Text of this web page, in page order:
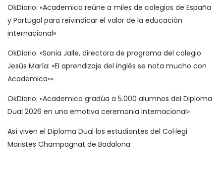
OkDiario: «Academica reúne a miles de colegios de España
y Portugal para reivindicar el valor de la educación
internacional»
OkDiario: «Sonia Jalle, directora de programa del colegio
Jesús María: «El aprendizaje del inglés se nota mucho con
Academica»»
OkDiario: «Academica gradúa a 5.000 alumnos del Diploma
Dual 2026 en una emotiva ceremonia internacional»
Así viven el Diploma Dual los estudiantes del Col·legi
Maristes Champagnat de Badalona